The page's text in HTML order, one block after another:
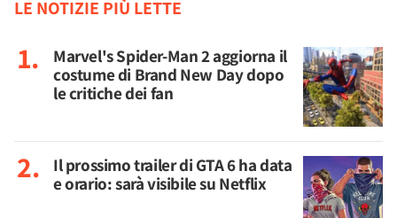
LE NOTIZIE PIÙ LETTE
Marvel's Spider-Man 2 aggiorna il
costume di Brand New Day dopo
le critiche dei fan
Il prossimo trailer di GTA 6 ha data
e orario: sarà visibile su Netflix